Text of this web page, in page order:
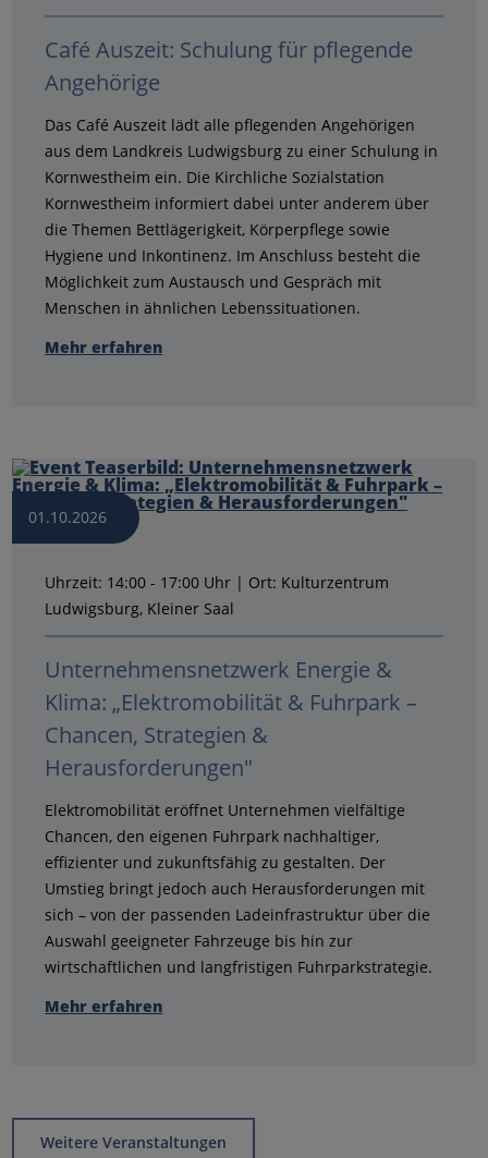
Café Auszeit: Schulung für pflegende
Angehörige
Das Café Auszeit lädt alle pflegenden Angehörigen
aus dem Landkreis Ludwigsburg zu einer Schulung in
Kornwestheim ein. Die Kirchliche Sozialstation
Kornwestheim informiert dabei unter anderem über
die Themen Bettlägerigkeit, Körperpflege sowie
Hygiene und Inkontinenz. Im Anschluss besteht die
Möglichkeit zum Austausch und Gespräch mit
Menschen in ähnlichen Lebenssituationen.
Mehr erfahren
01.10.2026
Uhrzeit: 14:00 - 17:00 Uhr | Ort: Kulturzentrum
Ludwigsburg, Kleiner Saal
Unternehmensnetzwerk Energie &
Klima: „Elektromobilität & Fuhrpark –
Chancen, Strategien &
Herausforderungen"
Elektromobilität eröffnet Unternehmen vielfältige
Chancen, den eigenen Fuhrpark nachhaltiger,
effizienter und zukunftsfähig zu gestalten. Der
Umstieg bringt jedoch auch Herausforderungen mit
sich – von der passenden Ladeinfrastruktur über die
Auswahl geeigneter Fahrzeuge bis hin zur
wirtschaftlichen und langfristigen Fuhrparkstrategie.
Mehr erfahren
Weitere Veranstaltungen